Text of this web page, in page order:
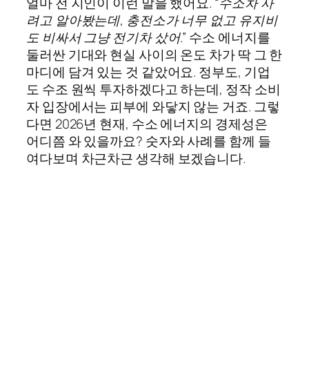
려고 알아봤는데, 충전소가 너무 없고 유지비
도 비싸서 그냥 전기차 샀어.” 수소 에너지를
둘러싼 기대와 현실 사이의 온도 차가 딱 그 한
마디에 담겨 있는 것 같았어요. 정부도, 기업
도 수조 원씩 투자하겠다고 하는데, 정작 소비
자 입장에서는 피부에 와닿지 않는 거죠. 그렇
다면 2026년 현재, 수소 에너지의 경제성은
어디쯤 와 있을까요? 숫자와 사례를 함께 들
여다보며 차근차근 생각해 보겠습니다.